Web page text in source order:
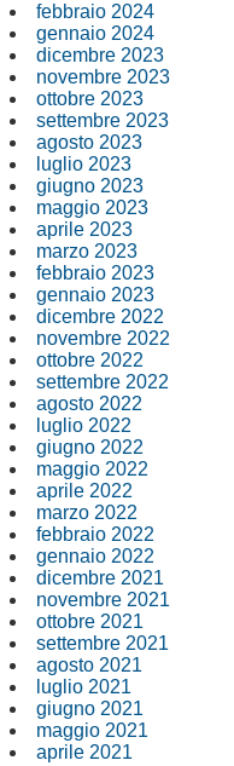
febbraio 2024
gennaio 2024
dicembre 2023
novembre 2023
ottobre 2023
settembre 2023
agosto 2023
luglio 2023
giugno 2023
maggio 2023
aprile 2023
marzo 2023
febbraio 2023
gennaio 2023
dicembre 2022
novembre 2022
ottobre 2022
settembre 2022
agosto 2022
luglio 2022
giugno 2022
maggio 2022
aprile 2022
marzo 2022
febbraio 2022
gennaio 2022
dicembre 2021
novembre 2021
ottobre 2021
settembre 2021
agosto 2021
luglio 2021
giugno 2021
maggio 2021
aprile 2021